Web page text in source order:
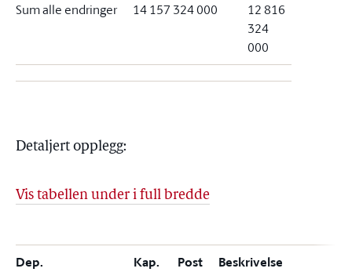
Sum alle endringer 14 157 324 000
12 816
324
000
Detaljert opplegg:
Vis tabellen under i full bredde
Dep. Kap. Post Beskrivelse